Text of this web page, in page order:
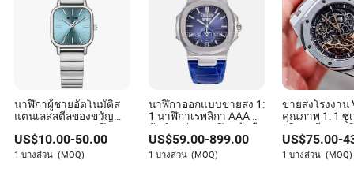
Spencer Garrett
ผู้เขียน
สเปนเซอร์ การ์เร็ตต์ เป็นนักเขียนที่มีความเชี่ยวชาญใน
อุตสาหกรรมเบาและภาคสินค้าจำเป็นในชีวิตประจำวัน
ความเชี่ยวชาญของเขาอยู่ที่การประเมินความสามารถ
ของซัพพลายเออร์ในการนำเสนอผลิตภัณฑ์ที่เป็น
นวัตกรรมหรือการปรับปรุง สเปนเซอร์มีสายตาที่เฉียบคม
ในการประเมินว่าซัพพลายเออร์ปรับตัวและพัฒนาได้ดี
เพียงใดเพื่อตอบสนองต่อความต้องการของตลาด
นาฬิกาผู้ชายอัตโนมัติส
แตนเลสสตีลของขวัญ
หรูหราออกแบบนาฬิกา
กันน้ำซาฟไฟร์
US$10.00-50.00
1 บางส่วน (MOQ)
นาฬิกาออกแบบขายส่ง 1:
1 นาฬิกาเรพลิกา AAA ผู้
จัดจำหน่าย นาฬิกาข้อมือ
หญิงชาย จีน ออนไลน์
อัตโนมัติ กลไก กวางโจว
ของขวัญนาฬิกาสบายๆ
US$59.00-899.00
1 บางส่วน (MOQ)
ขายส่งโรงงาน
คุณภาพ 1: 1 ซู
สวิส เอพี เมค
คัดลอกแบรนด์
เรือนอัตโนมัติ
นาฬิกาข้อมือร
US$75.00-
1 บางส่วน (MOQ)